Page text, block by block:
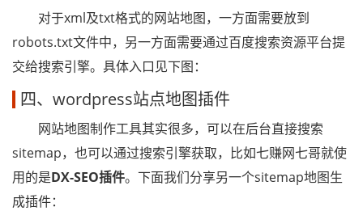
对于xml及txt格式的网站地图，一方面需要放到
robots.txt文件中，另一方面需要通过百度搜索资源平台提
交给搜索引擎。具体入口见下图：
四、wordpress站点地图插件
网站地图制作工具其实很多，可以在后台直接搜索
sitemap，也可以通过搜索引擎获取，比如七赚网七哥就使
用的是DX-SEO插件。下面我们分享另一个sitemap地图生
成插件：